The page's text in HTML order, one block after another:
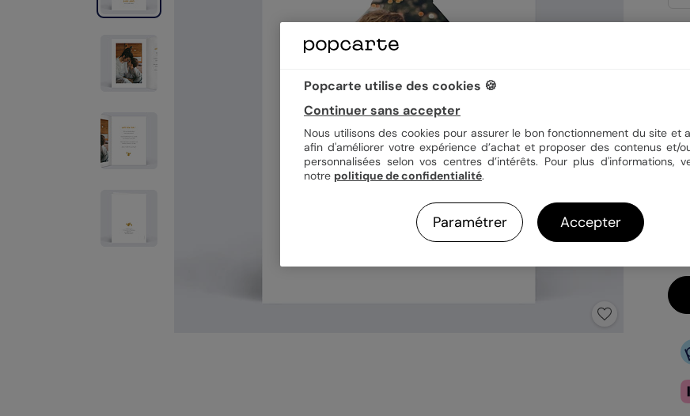
Popcarte utilise des cookies 🍪
Continuer sans accepter
Nous utilisons des cookies pour assurer le bon fonctionnement du site et
afin d'améliorer votre expérience d’achat et proposer des contenus et/
personnalisées selon vos centres d’intérêts. Pour plus d'informations,
notre politique de confidentialité.
Paramétrer Accepter